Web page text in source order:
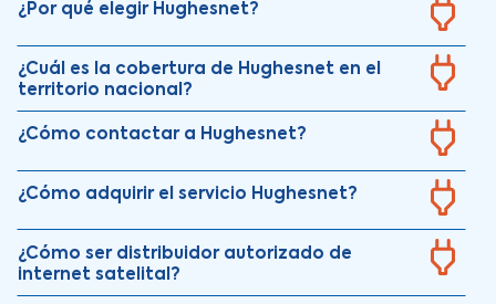
¿Por qué elegir Hughesnet?
¿Cuál es la cobertura de Hughesnet en el
territorio nacional?
¿Cómo contactar a Hughesnet?
¿Cómo adquirir el servicio Hughesnet?
¿Cómo ser distribuidor autorizado de
internet satelital?